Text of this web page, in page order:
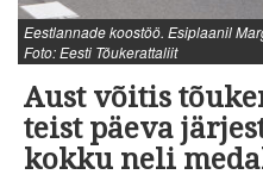
Eestlannade koostöö. Esiplaanil
Foto: Eesti Tõukerattaliit
Aust võitis
teist päeva
kokku neli